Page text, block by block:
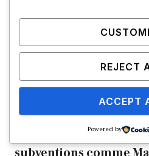
impact réel. On aspire
sous la dalle béton.
ensuite ce radon à
méthode la plus
Présenter les aides
rassure les
REJECT
ACCEPT
Powered by